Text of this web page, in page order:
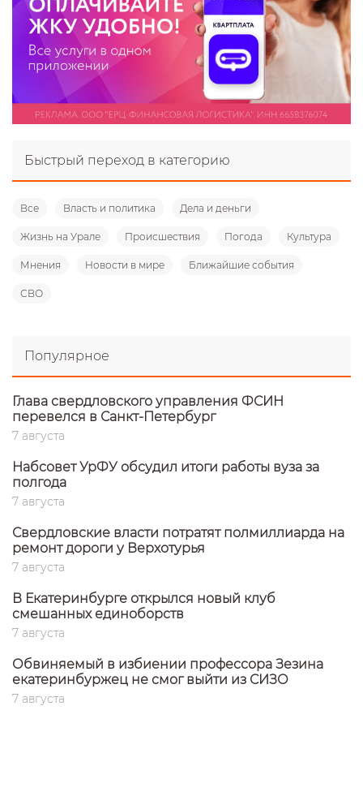
Быстрый переход в категорию
Все Власть и политика Дела и деньги
Жизнь на Урале Происшествия Погода Культура
Мнения Новости в мире Ближайшие события
СВО
Популярное
Глава свердловского управления ФСИН
перевелся в Санкт-Петербург
7 августа
Набсовет УрФУ обсудил итоги работы вуза за
полгода
7 августа
Свердловские власти потратят полмиллиарда на
ремонт дороги у Верхотурья
7 августа
В Екатеринбурге открылся новый клуб
смешанных единоборств
7 августа
Обвиняемый в избиении профессора Зезина
екатеринбуржец не смог выйти из СИЗО
7 августа